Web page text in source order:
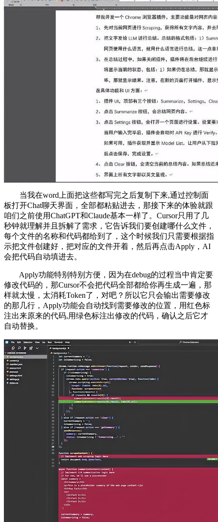
当我在word上面把这些都写完之后复制下来,通过控制面
板打开Chat聊天界面，全部都粘贴进去，那接下来的体验就跟
咱们之前使用ChatGPT和Claude基本一样了。Cursor只用了几
秒钟就理解并且拆解了需求，它告诉我们要创建哪什么文件，
每个文件的名称和代码都给到了，这个时候我们只需要根据指
示把文件创建好，把对应的文件开着，然后再点击Apply，AI
会把代码自动填进去。
Apply功能特别特别方便，因为在debug的过程当中肯定要
修改代码的，那Cursor不会把代码全部都给你再生成一遍，那
样就太慢，太消耗Token了，对吧？所以它只会输出需要修改
的那几行，Apply功能会自动找到需要修改的位置，用红色标
注出来原来的代码,用绿色标注出修改的代码，确认之后它才
自动替换。